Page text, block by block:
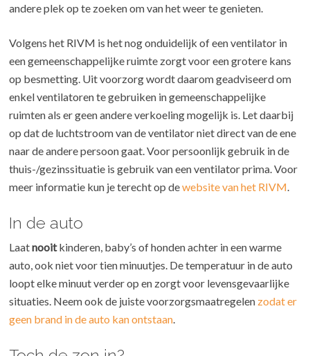
andere plek op te zoeken om van het weer te genieten.
Volgens het RIVM is het nog onduidelijk of een ventilator in
een gemeenschappelijke ruimte zorgt voor een grotere kans
op besmetting. Uit voorzorg wordt daarom geadviseerd om
enkel ventilatoren te gebruiken in gemeenschappelijke
ruimten als er geen andere verkoeling mogelijk is. Let daarbij
op dat de luchtstroom van de ventilator niet direct van de ene
naar de andere persoon gaat. Voor persoonlijk gebruik in de
thuis-/gezinssituatie is gebruik van een ventilator prima. Voor
meer informatie kun je terecht op dewebsite van het RIVM.
In de auto
Laatnooitkinderen, baby’s of honden achter in een warme
auto, ook niet voor tien minuutjes. De temperatuur in de auto
loopt elke minuut verder op en zorgt voor levensgevaarlijke
situaties. Neem ook de juiste voorzorgsmaatregelen zodat er
geen brand in de auto kan ontstaan.